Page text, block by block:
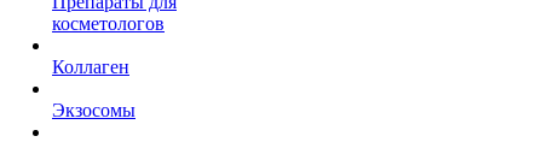
косметологов
Коллаген
Экзосомы